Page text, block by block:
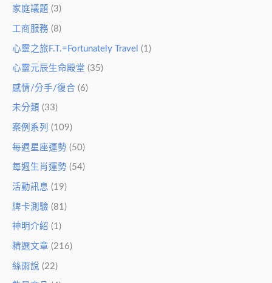
家庭議題 (3)
工商服務 (8)
心靈之旅F.T.=Fortunately Travel (1)
心靈元辰生命殿堂 (35)
感情/分手/復合 (6)
未分類 (33)
案例系列 (109)
每週星座運勢 (50)
每週生肖運勢 (54)
活動訊息 (19)
牌卡測驗 (81)
神明介紹 (1)
精選文章 (216)
絲雨說 (22)